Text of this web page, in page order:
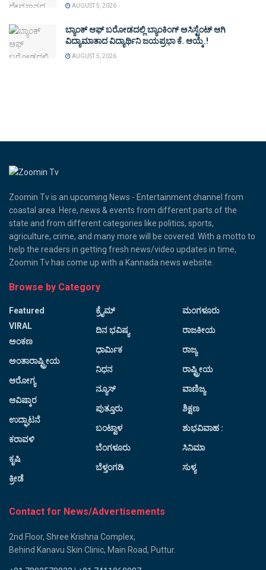
AUGUST 5, 2026
ಬ್ಯಾಂಕ್ ಆಫ್ ಬರೋಡದಲ್ಲಿ ಬ್ಯಾಂಕಿಂಗ್ ಅಸಿಸ್ಟೆಂಟ್ ಆಗಿ
ವಿದ್ಯಾಮಾತಾದ ವಿದ್ಯಾರ್ಥಿನಿ ಜಯಪ್ರಭಾ ಕೆ. ಆಯ್ಕೆ.!
AUGUST 5, 2026
Zoomin Tv is an upcoming News - Entertainment channel from
coastal area. Here, news & events from different parts of the
state and from different categories like politics, sports,
agriculture, crime, and many more will be covered. With a motto to
help the readers in getting fresh news/video updates in time,
Zoomin Tv has come up with a Kannada news website.
Browse by Category
Featured
VIRAL
ಅಂಕಣ
ಅಂತಾರಾಷ್ಟ್ರೀಯ
ಆರೋಗ್ಯ
ಆವಿಷ್ಕಾರ
ಉದ್ಘಾಟನೆ
ಕರಾವಳಿ
ಕೃಷಿ
ಕ್ರೀಡೆ
ಕ್ರೈಮ್
ದಿನ ಭವಿಷ್ಯ
ಧಾರ್ಮಿಕ
ನಿಧನ
ನ್ಯೂಸ್
ಪುತ್ತೂರು
ಬಂಟ್ವಾಳ
ಬೆಂಗಳೂರು
ಬೆಳ್ತಂಗಡಿ
ಮಂಗಳೂರು
ರಾಜಕೀಯ
ರಾಜ್ಯ
ರಾಷ್ಟ್ರೀಯ
ವಾಣಿಜ್ಯ
ಶಿಕ್ಷಣ
ಶುಭವಿವಾಹ :
ಸಿನಿಮಾ
ಸುಳ್ಯ
Contact for News/Advertisements
2nd Floor, Shree Krishna Complex,
Behind Kanavu Skin Clinic, Main Road, Puttur.